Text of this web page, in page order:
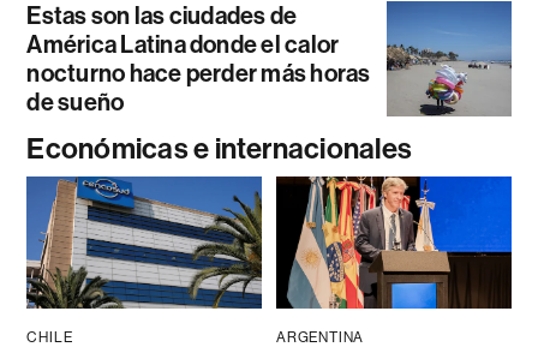
Estas son las ciudades de
América Latina donde el calor
nocturno hace perder más horas
de sueño
Económicas e internacionales
CHILE ARGENTINA